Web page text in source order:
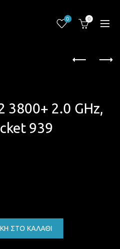
0 0
3800+ 2.0 GHz,
939
ΣΤΟ ΚΑΛΆΘΙ